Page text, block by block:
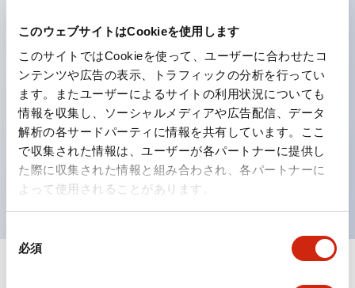
このウェブサイトはCookieを使用します
このサイトではCookieを使って、ユーザーに合わせたコ
ンテンツや広告の表示、トラフィックの分析を行ってい
ます。またユーザーによるサイトの利用状況についても
情報を収集し、ソーシャルメディアや広告配信、データ
解析の各サードパーティに情報を共有しています。ここ
で収集された情報は、ユーザーが各パートナーに提供し
た際に収集された情報と組み合わされ、各パートナーに
よって使用されることがあります。
必須
端子カバー不要。（パイロットライトのダイレクトタイ
プを除く）
丸形圧着端子の配線工数を大幅に削減。
ひとつで6色の役をこなすLED球（LSRD球）。これま
で色ごとに分かれていたLED球を、1色のLED球で各色
を表現できるようにしました。
UL、CSA、TÜV、CCC認証品。（一部機種は除く）